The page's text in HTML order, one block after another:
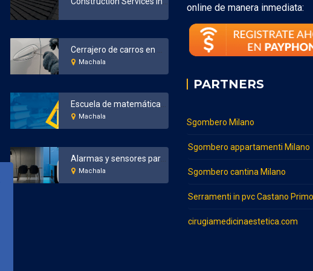
Machala
Machala
Alarmas y sensores para el hogar y negocios en Machala
Machala
online de manera inmediata:
PARTNERS
Sgombero Milano
Sgombero appartamenti Milano
Sgombero cantina Milano
Serramenti in pvc Castano Primo
cirugiamedicinaestetica.com